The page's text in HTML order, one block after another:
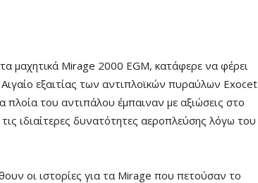
μαχητικά Mirage 2000 EGM, κατάφερε να φέρει
εξαιτίας των αντιπλοϊκών πυραύλων Exocet
του αντιπάλου έμπαιναν με αξιώσεις στο
ιδιαίτερες δυνατότητες αεροπλεύσης λόγω του
οι ιστορίες για τα Mirage που πετούσαν το